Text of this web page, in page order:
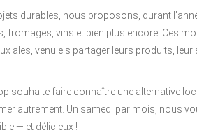
durables, nous proposons, durant
fromages, vins et bien plus encore. Ces
venu·e·s partager leurs produits,
souhaite faire connaître une alternative
autrement. Un samedi par mois, nous
— et délicieux !